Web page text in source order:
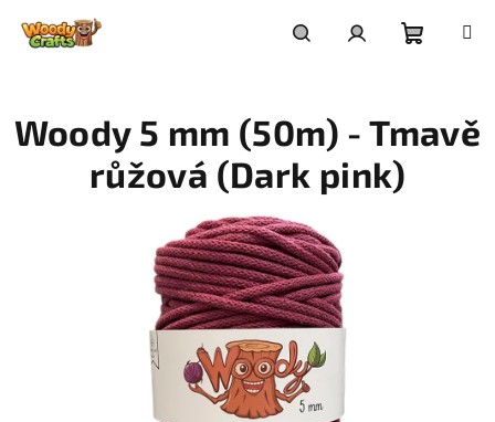
košík
Woody 5 mm (50m) - Tmavě
růžová (Dark pink)